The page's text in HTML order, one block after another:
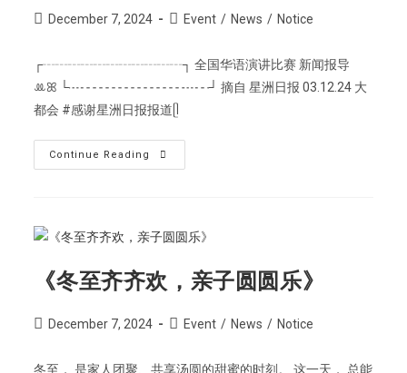
December 7, 2024 Event / News / Notice
┌┄┄┄┄┄┄┄┄┄┄┄┐ 全国华语演讲比赛 新闻报导
ꔛ‬ꕤ └┈┄┄┄┄┄┄┄┄┈┄┘ 摘自 星洲日报 03.12.24 大
都会 #感谢星洲日报报道ᥫ
Continue Reading
《冬至齐齐欢，亲子圆圆乐》
December 7, 2024 Event / News / Notice
冬至， 是家人团聚、共享汤圆的甜蜜的时刻。 这一天， 总能